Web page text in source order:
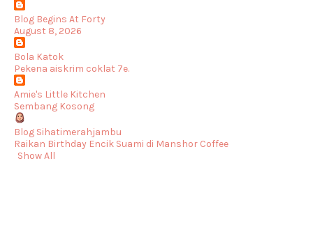
Blog Begins At Forty
August 8, 2026
Bola Katok
Pekena aiskrim coklat 7e.
Amie's Little Kitchen
Sembang Kosong
Blog Sihatimerahjambu
Raikan Birthday Encik Suami di Manshor Coffee
Show All